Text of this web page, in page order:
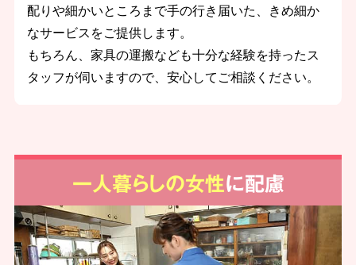
配りや細かいところまで手の行き届いた、きめ細か
なサービスをご提供します。
もちろん、家具の運搬なども十分な経験を持ったス
タッフが伺いますので、安心してご相談ください。
一人暮らしの女性に配慮